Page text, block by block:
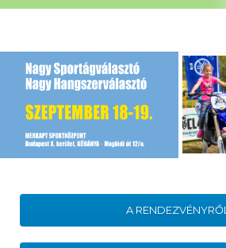
A RENDEZVÉNYRŐL